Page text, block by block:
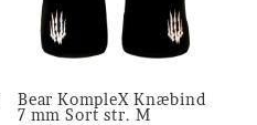
Bear KompleX Knæbind
7 mm Sort str. M